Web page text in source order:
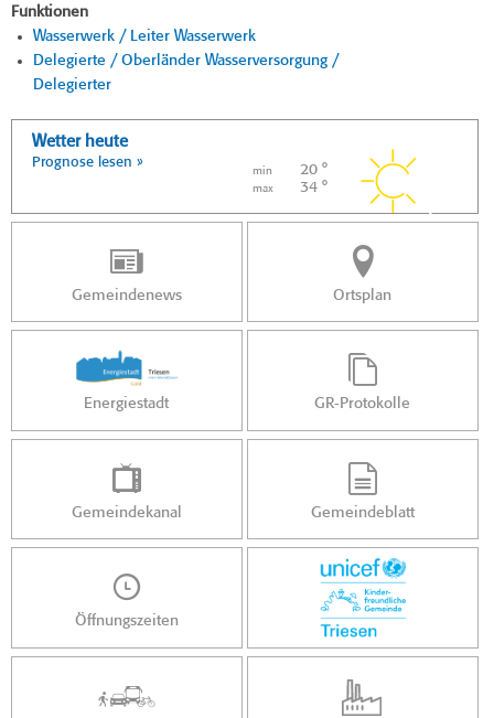
Funktionen
Wasserwerk / Leiter Wasserwerk
Delegierte / Oberländer Wasserversorgung /
Delegierter
Wetter heute
Prognose lesen »
min 20 °
max 34 °
Gemeindenews Ortsplan
Energiestadt GR-Protokolle
Gemeindekanal Gemeindeblatt
Öffnungszeiten